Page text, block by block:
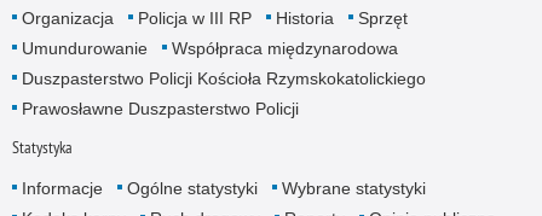
Organizacja
Policja w III RP Historia
Sprzęt
Umundurowanie
Współpraca międzynarodowa
Duszpasterstwo Policji Kościoła Rzymskokatolickiego
Prawosławne Duszpasterstwo Policji
Statystyka
Informacje Ogólne statystyki
Wybrane statystyki